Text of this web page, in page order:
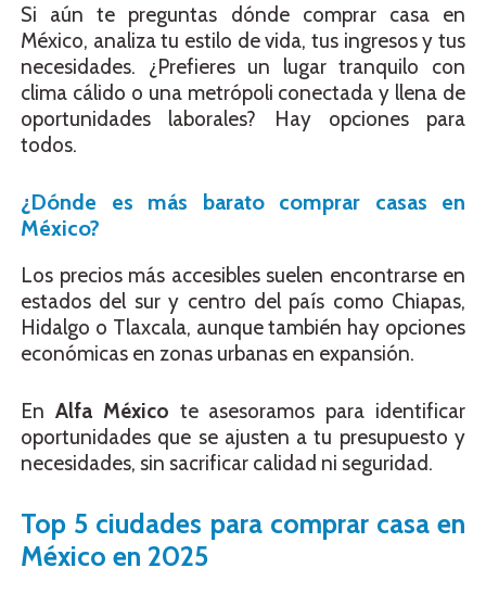
Si aún te preguntas dónde comprar casa en
México, analiza tu estilo de vida, tus ingresos y tus
necesidades. ¿Prefieres un lugar tranquilo con
clima cálido o una metrópoli conectada y llena de
oportunidades laborales? Hay opciones para
todos.
¿Dónde es más barato comprar casas en
México?
Los precios más accesibles suelen encontrarse en
estados del sur y centro del país como Chiapas,
Hidalgo o Tlaxcala, aunque también hay opciones
económicas en zonas urbanas en expansión.
En Alfa México te asesoramos para identificar
oportunidades que se ajusten a tu presupuesto y
necesidades, sin sacrificar calidad ni seguridad.
Top 5 ciudades para comprar casa en
México en 2025